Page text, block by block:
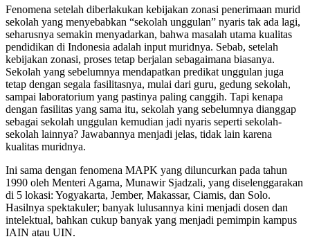
Fenomena setelah diberlakukan kebijakan zonasi penerimaan murid
sekolah yang menyebabkan “sekolah unggulan” nyaris tak ada lagi,
seharusnya semakin menyadarkan, bahwa masalah utama kualitas
pendidikan di Indonesia adalah input muridnya. Sebab, setelah
kebijakan zonasi, proses tetap berjalan sebagaimana biasanya.
Sekolah yang sebelumnya mendapatkan predikat unggulan juga
tetap dengan segala fasilitasnya, mulai dari guru, gedung sekolah,
sampai laboratorium yang pastinya paling canggih. Tapi kenapa
dengan fasilitas yang sama itu, sekolah yang sebelumnya dianggap
sebagai sekolah unggulan kemudian jadi nyaris seperti sekolah-
sekolah lainnya? Jawabannya menjadi jelas, tidak lain karena
kualitas muridnya.
Ini sama dengan fenomena MAPK yang diluncurkan pada tahun
1990 oleh Menteri Agama, Munawir Sjadzali, yang diselenggarakan
di 5 lokasi: Yogyakarta, Jember, Makassar, Ciamis, dan Solo.
Hasilnya spektakuler; banyak lulusannya kini menjadi dosen dan
intelektual, bahkan cukup banyak yang menjadi pemimpin kampus
IAIN atau UIN.